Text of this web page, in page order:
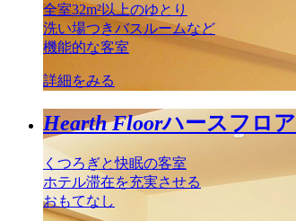
全室32m²以上のゆとり
洗い場つきバスルームなど
機能的な客室
詳細をみる
Hearth Floorハースフロア
くつろぎと快眠の客室
ホテル滞在を充実させる
おもてなし